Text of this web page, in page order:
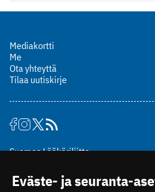
Mediakortti
Me
Ota yhteyttä
Tilaa uutiskirje
Suomen Lääkäriliitto
00510 Helsinki
Eväste- ja seuranta-